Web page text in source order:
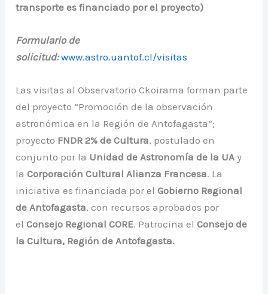
transporte es financiado por el proyecto)
Formulario de
solicitud: www.astro.uantof.cl/visitas
Las visitas al Observatorio Ckoirama forman parte
del proyecto “Promoción de la observación
astronómica en la Región de Antofagasta”;
proyecto FNDR 2% de Cultura, postulado en
conjunto por la Unidad de Astronomía de la UAy
laCorporación Cultural Alianza Francesa. La
iniciativa es financiada por elGobierno Regional
de Antofagasta, con recursos aprobados por
elConsejo Regional CORE. Patrocina elConsejo de
la Cultura, Región de Antofagasta.